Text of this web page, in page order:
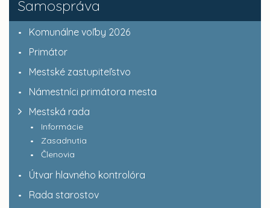
Samospráva
Komunálne voľby 2026
Primátor
Mestské zastupiteľstvo
Námestníci primátora mesta
Mestská rada
Informácie
Zasadnutia
Členovia
Útvar hlavného kontrolóra
Rada starostov